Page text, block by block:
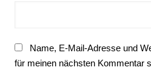
Name, E-Mail-Adresse und
für meinen nächsten Kommentar